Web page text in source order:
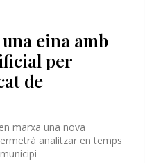
eina amb
per
de
marxa una nova
analitzar en temps